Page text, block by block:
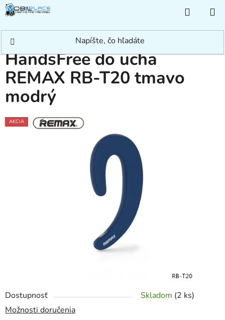
Prejsť
na
KOŠÍK
Slúchadlá a Headsety / Headset
ucha REMAX RB-T20 tmavo modrý
Dostupnosť Skladom (2 ks)
Možnosti doručenia
HandsFree do ucha
REMAX RB-T20 tmavo
modrý
AKCIA